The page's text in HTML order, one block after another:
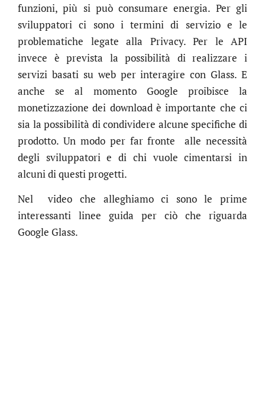
funzioni, più si può consumare energia. Per gli
sviluppatori ci sono i termini di servizio e le
problematiche legate alla Privacy. Per le API
invece è prevista la possibilità di realizzare i
servizi basati su web per interagire con Glass. E
anche se al momento Google proibisce la
monetizzazione dei download è importante che ci
sia la possibilità di condividere alcune specifiche di
prodotto. Un modo per far fronte alle necessità
degli sviluppatori e di chi vuole cimentarsi in
alcuni di questi progetti.
Nel video che alleghiamo ci sono le prime
interessanti linee guida per ciò che riguarda
Google Glass.